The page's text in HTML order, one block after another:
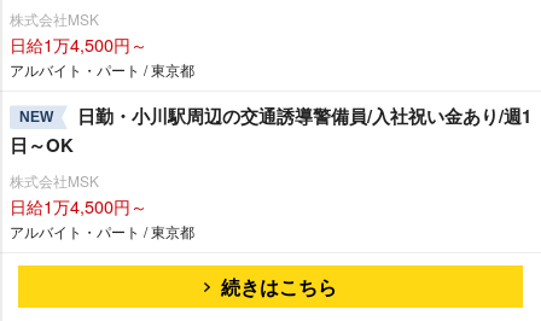
株式会社MSK
日給1万4,500円～
アルバイト・パート / 東京都
NEW
日勤・小川駅周辺の交通誘導警備員/入社祝い金あり/週1
日～OK
株式会社MSK
日給1万4,500円～
アルバイト・パート / 東京都
続きはこちら